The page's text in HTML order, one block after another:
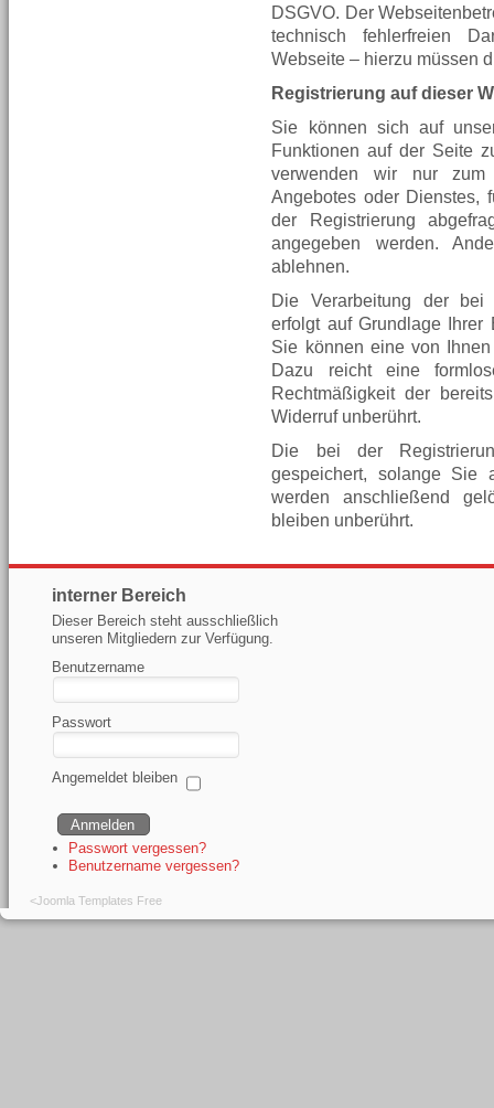
DSGVO. Der
technisch fehlerfreien
Webseite – hierzu müssen
Registrierung auf dieser
Sie können sich auf
Funktionen auf der Seite
verwenden wir nur
Angebotes oder Dienstes,
der Registrierung
angegeben werden.
ablehnen.
Die Verarbeitung der bei
erfolgt auf Grundlage
Sie können eine von
Dazu reicht eine
Rechtmäßigkeit der
Widerruf unberührt.
Die bei der
gespeichert, solange Sie
werden anschließend
bleiben unberührt.
interner Bereich
Dieser Bereich steht ausschließlich
unseren Mitgliedern zur Verfügung.
Benutzername
Passwort
Angemeldet bleiben
Passwort vergessen?
Benutzername vergessen?
<Joomla Templates Free